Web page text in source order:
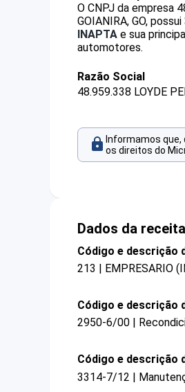
O CNPJ da empresa
GOIANIRA, GO,
INAPTA e sua
automotores.
Razão Social
48.959.338 LOYDE
Informamos que,
os direitos do
Dados da
Código e descrição
213 | EMPRESARIO
Código e descrição
2950-6/00 |
Código e descrição
3314-7/12 |